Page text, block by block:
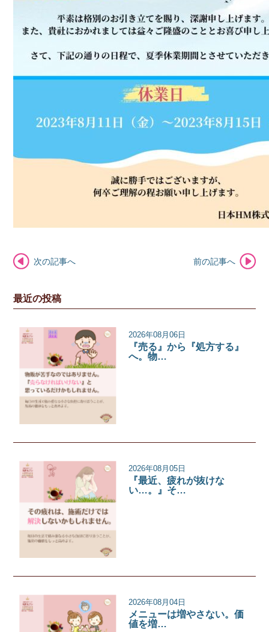
次の記事へ 前の記事へ
最近の投稿
2026年08月06日
『売る』から『処方する』
へ。物…
2026年08月05日
『最近、疲れが抜けな
い…。』そ…
2026年08月04日
メニューは増やさない。価
値を増…